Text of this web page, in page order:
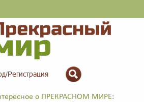
Регистрация
о ПРЕКРАСНОМ МИРЕ: